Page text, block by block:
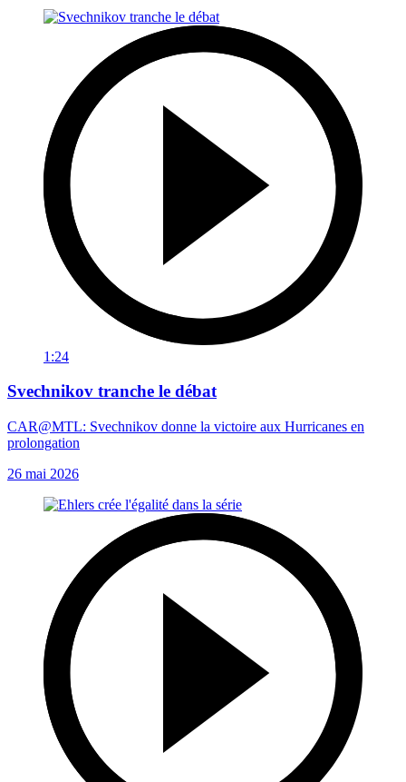
1:24
Svechnikov tranche le débat
CAR@MTL: Svechnikov donne la victoire aux Hurricanes en
prolongation
26 mai 2026